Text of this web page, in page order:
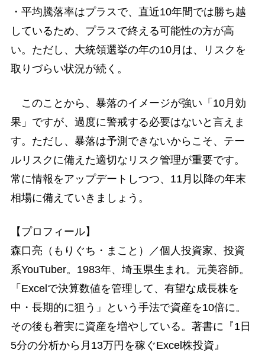
・平均騰落率はプラスで、直近10年間では勝ち越
しているため、プラスで終える可能性の方が高
い。ただし、大統領選挙の年の10月は、リスクを
取りづらい状況が続く。
このことから、暴落のイメージが強い「10月効
果」ですが、過度に警戒する必要はないと言えま
す。ただし、暴落は予測できないからこそ、テー
ルリスクに備えた適切なリスク管理が重要です。
常に情報をアップデートしつつ、11月以降の年末
相場に備えていきましょう。
【プロフィール】
森口亮（もりぐち・まこと）／個人投資家、投資
系YouTuber。1983年、埼玉県生まれ。元美容師。
「Excelで決算数値を管理して、有望な成長株を
中・長期的に狙う」という手法で資産を10倍に。
その後も着実に資産を増やしている。著書に『1日
5分の分析から月13万円を稼ぐExcel株投資』